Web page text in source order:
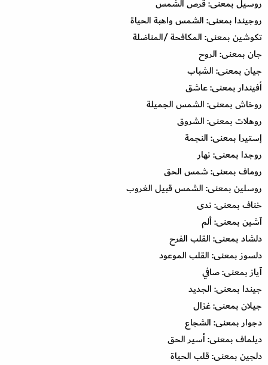
روسيل بمعنى: قرص الشمس
روجيندا بمعنى: الشمس واهبة الحياة
تكوشين بمعنى: المكافحة /المناضلة
جان بمعنى: الروح
جيان بمعنى: الشباب
أفيندار بمعنى: عاشق
روخاش بمعنى: الشمس الجميلة
روهلات بمعنى: الشروق
إستيرا بمعنى: النجمة
روجدا بمعنى: نهار
روماف بمعنى: شمس الحق
روسلين بمعنى: الشمس قبيل الغروب
خناف بمعنى: ندى
آشين بمعنى: ألم
دلشاد بمعنى: القلب الفرح
دلسوز بمعنى: القلب الموعود
آياز بمعنى: صافي
جيندا بمعنى: الجديد
جيلان بمعنى: غزال
دجوار بمعنى: الشجاع
ديلماف بمعنى: أسير الحق
دلجين بمعنى: قلب الحياة